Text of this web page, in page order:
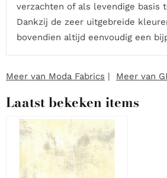
verzachten of als levendige basis
Dankzij de zeer uitgebreide
bovendien altijd eenvoudig een
Meer van Moda Fabrics | Meer van
Laatst bekeken items